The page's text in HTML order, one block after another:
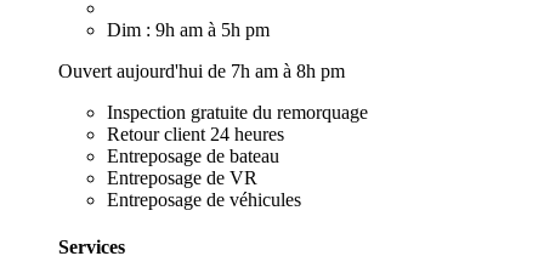
Dim : 9h am à 5h pm
Ouvert aujourd'hui de 7h am à 8h pm
Inspection gratuite du remorquage
Retour client 24 heures
Entreposage de bateau
Entreposage de VR
Entreposage de véhicules
Services